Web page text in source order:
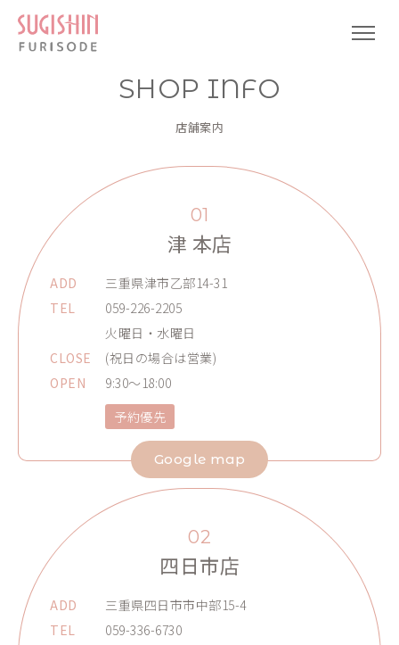
SHOP INFO
店舗案内
01
津 本店
ADD
三重県津市乙部14-31
TEL
059-226-2205
CLOSE
火曜日・水曜日
(祝日の場合は営業)
OPEN
9:30～18:00
予約優先
Google map
02
四日市店
ADD
三重県四日市市中部15-4
TEL
059-336-6730